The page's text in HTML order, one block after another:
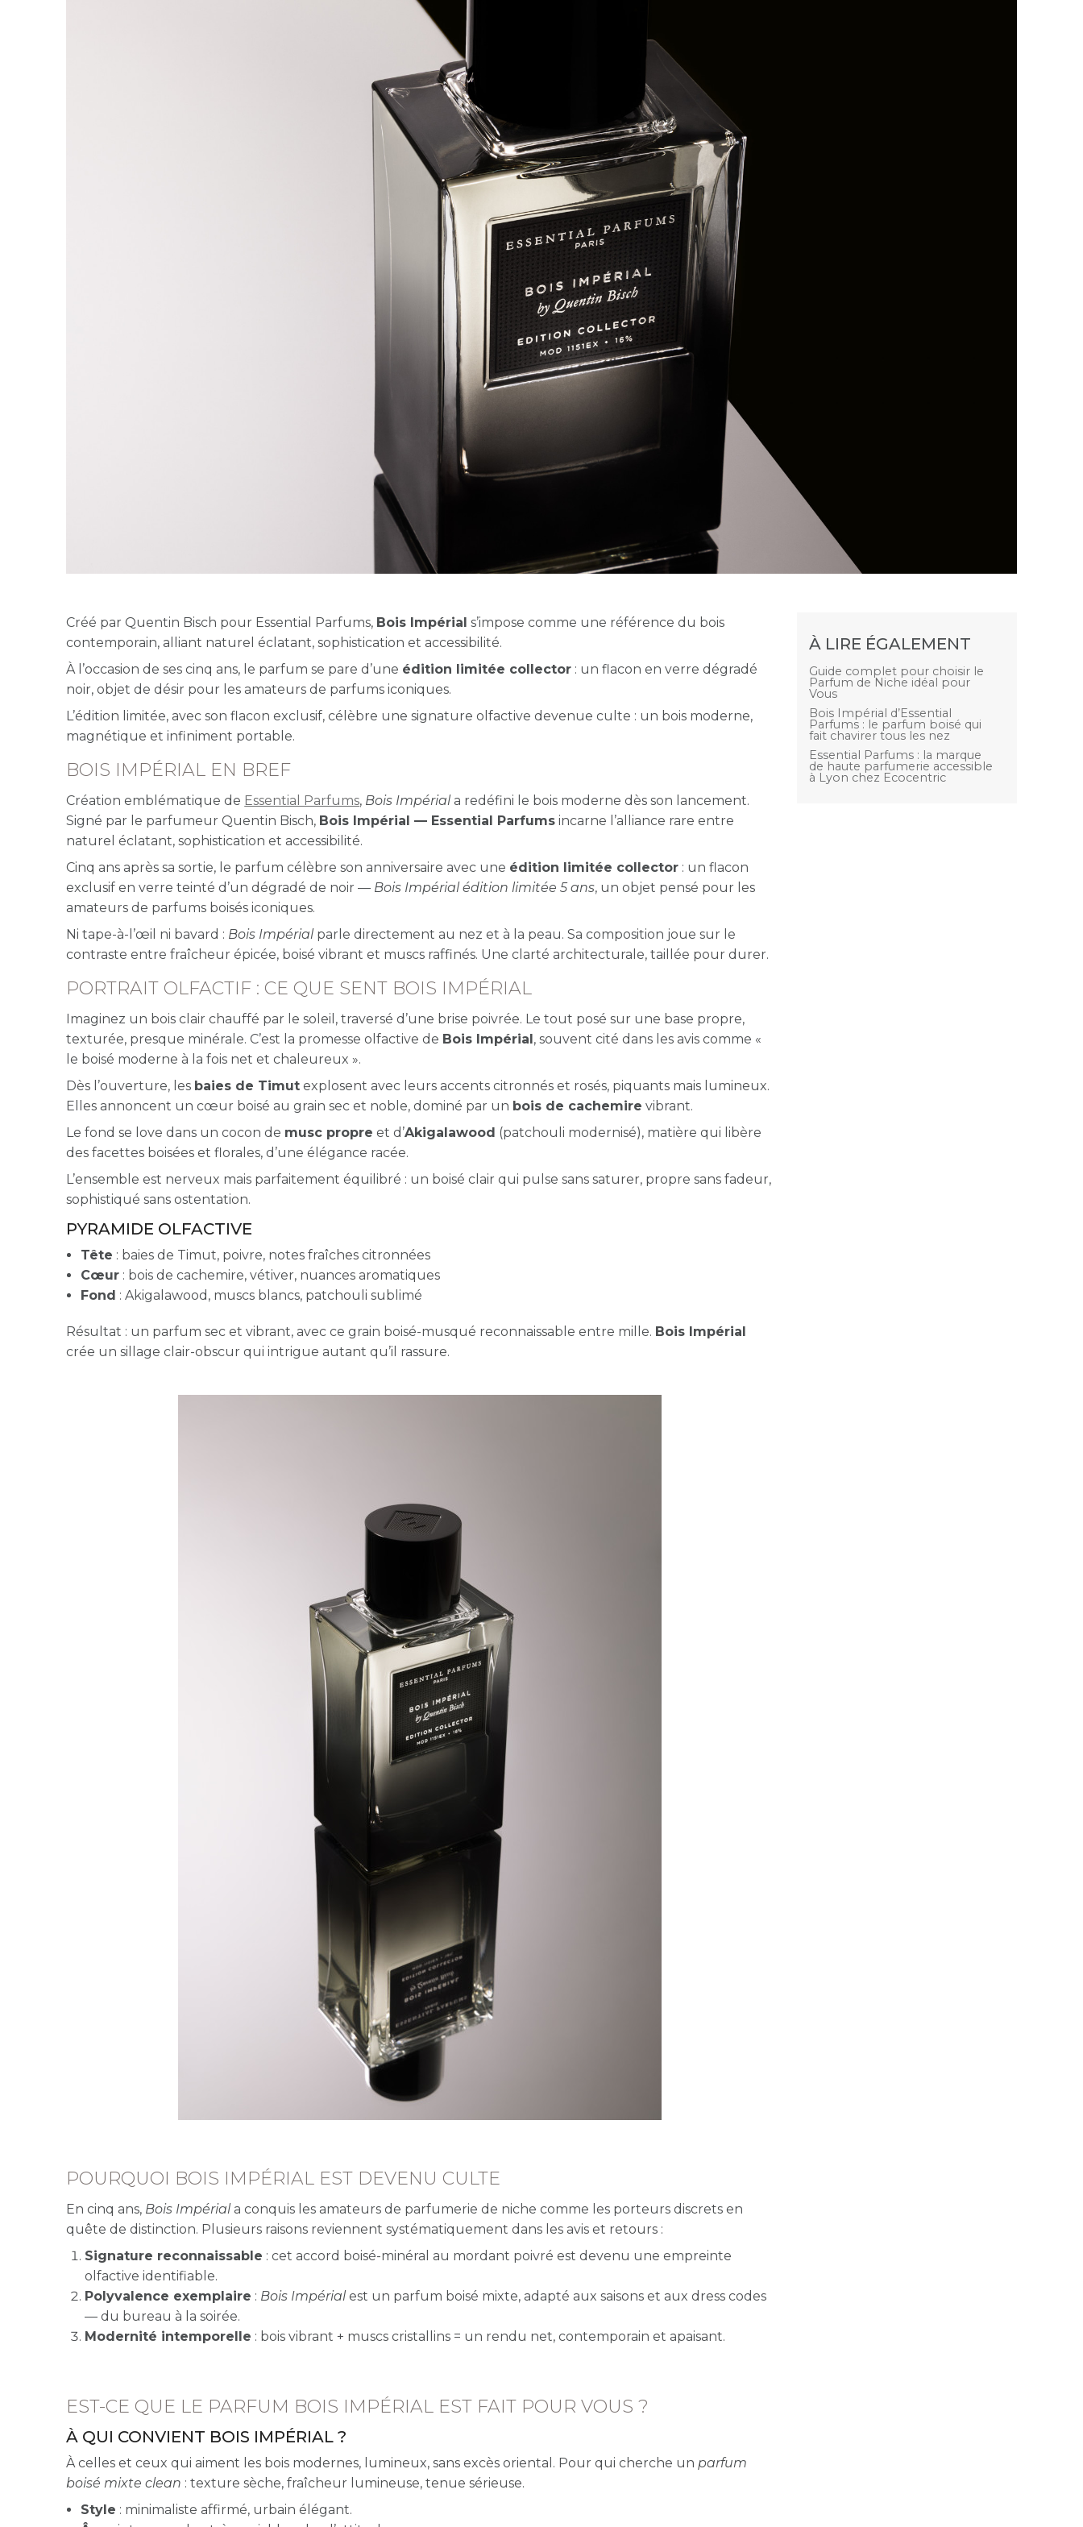
Créé par Quentin Bisch pour Essential Parfums, Bois Impérial s’impose comme une référence du bois
contemporain, alliant naturel éclatant, sophistication et accessibilité.
À l’occasion de ses cinq ans, le parfum se pare d’une édition limitée collector : un flacon en verre dégradé
noir, objet de désir pour les amateurs de parfums iconiques.
L’édition limitée, avec son flacon exclusif, célèbre une signature olfactive devenue culte : un bois moderne,
magnétique et infiniment portable.
BOIS IMPÉRIAL EN BREF
Création emblématique de Essential Parfums, Bois Impérial a redéfini le bois moderne dès son lancement.
Signé par le parfumeur Quentin Bisch, Bois Impérial — Essential Parfums incarne l’alliance rare entre
naturel éclatant, sophistication et accessibilité.
Cinq ans après sa sortie, le parfum célèbre son anniversaire avec une édition limitée collector : un flacon
exclusif en verre teinté d’un dégradé de noir — Bois Impérial édition limitée 5 ans, un objet pensé pour les
amateurs de parfums boisés iconiques.
Ni tape-à-l’œil ni bavard : Bois Impérial parle directement au nez et à la peau. Sa composition joue sur le
contraste entre fraîcheur épicée, boisé vibrant et muscs raffinés. Une clarté architecturale, taillée pour durer.
PORTRAIT OLFACTIF : CE QUE SENT BOIS IMPÉRIAL
Imaginez un bois clair chauffé par le soleil, traversé d’une brise poivrée. Le tout posé sur une base propre,
texturée, presque minérale. C’est la promesse olfactive de Bois Impérial , souvent cité dans les avis comme «
le boisé moderne à la fois net et chaleureux ».
Dès l’ouverture, les baies de Timut explosent avec leurs accents citronnés et rosés, piquants mais lumineux.
Elles annoncent un cœur boisé au grain sec et noble, dominé par un bois de cachemire vibrant.
Le fond se love dans un cocon de musc propre et d’Akigalawood (patchouli modernisé), matière qui libère
des facettes boisées et florales, d’une élégance racée.
L’ensemble est nerveux mais parfaitement équilibré : un boisé clair qui pulse sans saturer, propre sans fadeur,
sophistiqué sans ostentation.
PYRAMIDE OLFACTIVE
Tête : baies de Timut, poivre, notes fraîches citronnées
Cœur: bois de cachemire, vétiver, nuances aromatiques
Fond : Akigalawood, muscs blancs, patchouli sublimé
Résultat : un parfum sec et vibrant, avec ce grain boisé-musqué reconnaissable entre mille. Bois Impérial
crée un sillage clair-obscur qui intrigue autant qu’il rassure.
POURQUOI BOIS IMPÉRIAL EST DEVENU CULTE
En cinq ans, Bois Impérial a conquis les amateurs de parfumerie de niche comme les porteurs discrets en
quête de distinction. Plusieurs raisons reviennent systématiquement dans les avis et retours :
Signature reconnaissable : cet accord boisé-minéral au mordant poivré est devenu une empreinte
olfactive identifiable.
Polyvalence exemplaire : Bois Impérialest un parfum boisé mixte, adapté aux saisons et aux dress codes
— du bureau à la soirée.
Modernité intemporelle : bois vibrant + muscs cristallins = un rendu net, contemporain et apaisant.
EST-CE QUE LE PARFUM BOIS IMPÉRIAL EST FAIT POUR VOUS ?
À QUI CONVIENT BOIS IMPÉRIAL ?
À celles et ceux qui aiment les bois modernes, lumineux, sans excès oriental. Pour qui cherche unparfum
boisé mixte clean : texture sèche, fraîcheur lumineuse, tenue sérieuse.
Style : minimaliste affirmé, urbain élégant.
À LIRE ÉGALEMENT
Guide complet pour choisir le
Parfum de Niche idéal pour
Vous
Bois Impérial d’Essential
Parfums : le parfum boisé qui
fait chavirer tous les nez
Essential Parfums : la marque
de haute parfumerie accessible
à Lyon chez Ecocentric